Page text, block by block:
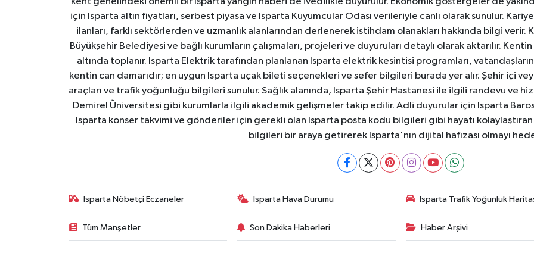
için Isparta altın fiyatları, serbest piyasa ve Isparta Kuyumcular Odası verileriyle canlı olarak sunulur.
ilanları, farklı sektörlerden ve uzmanlık alanlarından derlenerek istihdam olanakları hakkında bilgi verir.
Büyükşehir Belediyesi ve bağlı kurumların çalışmaları, projeleri ve duyuruları detaylı olarak aktarılır.
altında toplanır. Isparta Elektrik tarafından planlanan Isparta elektrik kesintisi programları,
kentin can damarıdır; en uygun Isparta uçak bileti seçenekleri ve sefer bilgileri burada yer alır. Şehir içi
araçları ve trafik yoğunluğu bilgileri sunulur. Sağlık alanında, Isparta Şehir Hastanesi ile ilgili randevu ve
Demirel Üniversitesi gibi kurumlarla ilgili akademik gelişmeler takip edilir. Adli duyurular için Isparta
Isparta konser takvimi ve gönderiler için gerekli olan Isparta posta kodu bilgileri gibi hayatı
bilgileri bir araya getirerek Isparta'nın dijital hafızası olmayı
Isparta Nöbetçi Eczaneler Isparta Hava Durumu Isparta Trafik Yoğunluk
Tüm Manşetler Son Dakika Haberleri Haber Arşivi